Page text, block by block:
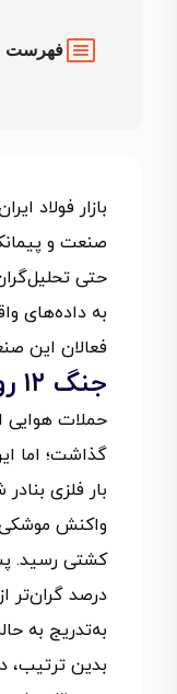
فهرست
صنعت و
حتی
به داده‌های
فعالان این
جنگ ۱۲ روزه ایران و اسرائیل: اثرات فوری آن بر قیمت تیرآهن
بار فلزی بنادر شهید
درصد گران‌تر
به‌تدریج به
بدین ترتیب،